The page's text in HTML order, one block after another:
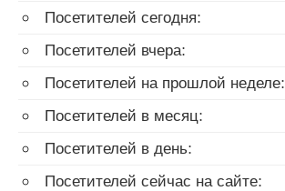
Посетителей сегодня:
Посетителей вчера:
Посетителей на прошлой неделе:
Посетителей в месяц:
Посетителей в день:
Посетителей сейчас на сайте: